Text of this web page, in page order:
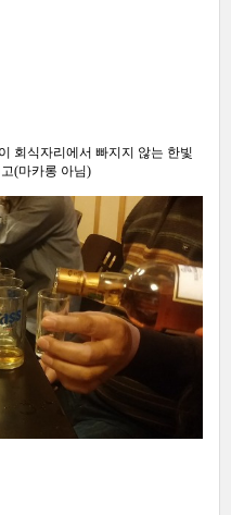
회식자리에서 빠지지 않는 한빛
(마카롱 아님)